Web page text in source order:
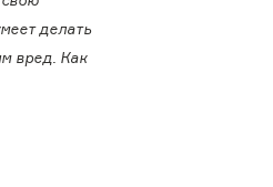
делать
вред. Как